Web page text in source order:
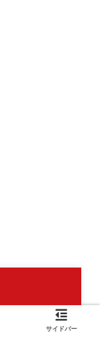
サイドバー